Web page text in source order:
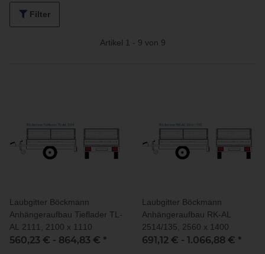
Filter
Artikel 1 - 9 von 9
Laubgitter Böckmann
Anhängeraufbau Tieflader TL-
AL 2111, 2100 x 1110
560,23 € - 864,83 € *
Laubgitter Böckmann
Anhängeraufbau RK-AL
2514/135, 2560 x 1400
691,12 € - 1.066,88 € *